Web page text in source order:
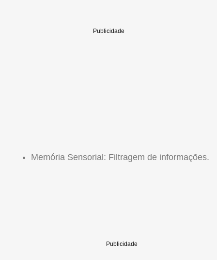
Memória Sensorial: Filtragem de informações.